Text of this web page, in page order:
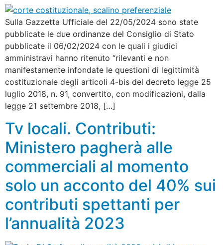
Sulla Gazzetta Ufficiale del 22/05/2024 sono state
pubblicate le due ordinanze del Consiglio di Stato
pubblicate il 06/02/2024 con le quali i giudici
amministravi hanno ritenuto “rilevanti e non
manifestamente infondate le questioni di legittimità
costituzionale degli articoli 4-bis del decreto legge 25
luglio 2018, n. 91, convertito, con modificazioni, dalla
legge 21 settembre 2018, […]
Tv locali. Contributi:
Ministero pagherà alle
commerciali al momento
solo un acconto del 40% sui
contributi spettanti per
l’annualità 2023